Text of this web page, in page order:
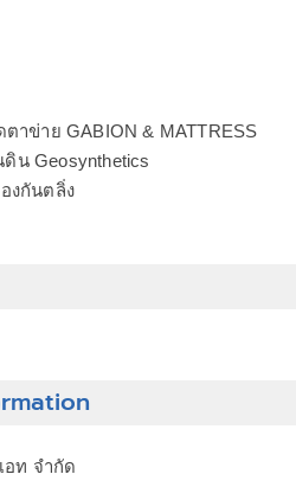
าข่าย GABION & MATTRESS
น Geosynthetics
งกันตลิ่ง
อท จำกัด